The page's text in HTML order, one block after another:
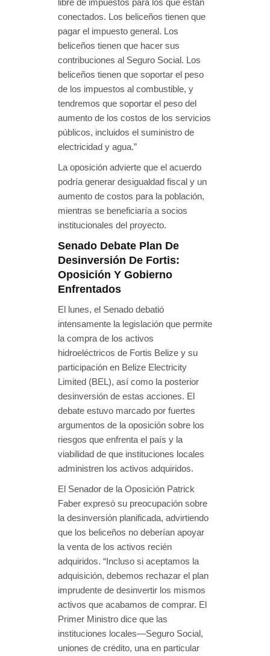
conectados. Los beliceños tienen que
pagar el impuesto general. Los
beliceños tienen que hacer sus
contribuciones al Seguro Social. Los
beliceños tienen que soportar el peso
de los impuestos al combustible, y
tendremos que soportar el peso del
aumento de los costos de los servicios
públicos, incluidos el suministro de
electricidad y agua.”
La oposición advierte que el acuerdo
podría generar desigualdad fiscal y un
aumento de costos para la población,
mientras se beneficiaría a socios
institucionales del proyecto.
Senado Debate Plan De
Desinversión De Fortis:
Oposición Y Gobierno
Enfrentados
El lunes, el Senado debatió
intensamente la legislación que permite
la compra de los activos
hidroeléctricos de Fortis Belize y su
participación en Belize Electricity
Limited (BEL), así como la posterior
desinversión de estas acciones. El
debate estuvo marcado por fuertes
argumentos de la oposición sobre los
riesgos que enfrenta el país y la
viabilidad de que instituciones locales
administren los activos adquiridos.
El Senador de la Oposición Patrick
Faber expresó su preocupación sobre
la desinversión planificada, advirtiendo
que los beliceños no deberían apoyar
la venta de los activos recién
adquiridos. “Incluso si aceptamos la
adquisición, debemos rechazar el plan
imprudente de desinvertir los mismos
activos que acabamos de comprar. El
Primer Ministro dice que las
instituciones locales—Seguro Social,
uniones de crédito, una en particular